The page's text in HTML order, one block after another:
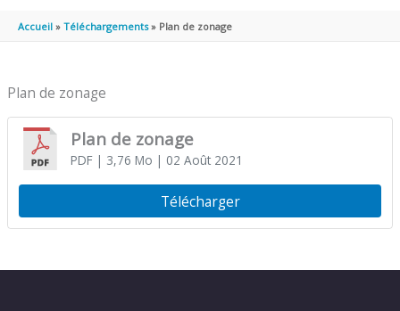
PRINCIPAL
Accueil Téléchargements Plan de zonage
Plan de zonage
Plan de zonage
PDF| 3,76 Mo | 02 Août 2021
Télécharger